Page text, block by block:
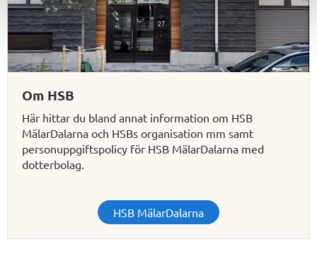
Om HSB
Här hittar du bland annat information om HSB
MälarDalarna och HSBs organisation mm samt
personuppgiftspolicy för HSB MälarDalarna med
dotterbolag.
HSB MälarDalarna